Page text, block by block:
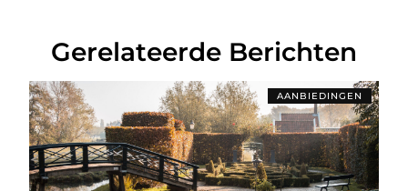
Gerelateerde Berichten
AANBIEDINGEN